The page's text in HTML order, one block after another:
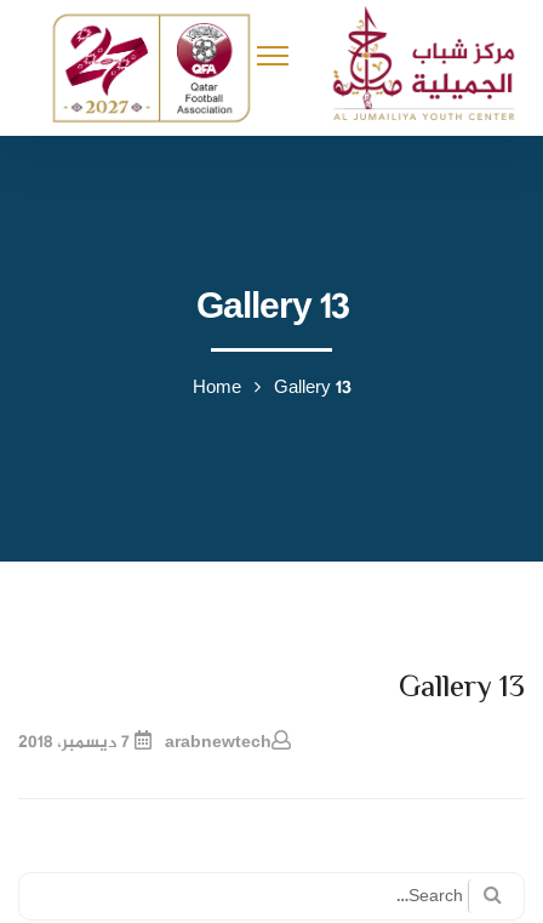
Gallery 13
Home Gallery 13
Gallery 13
arabnewtech 7 ديسمبر، 2018
Search